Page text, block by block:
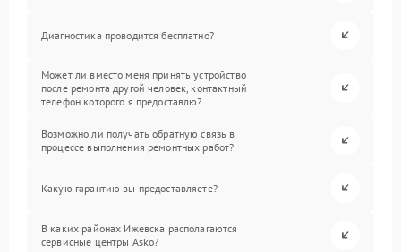
Диагностика проводится бесплатно?
Может ли вместо меня принять устройство
после ремонта другой человек, контактный
телефон которого я предоставлю?
Возможно ли получать обратную связь в
процессе выполнения ремонтных работ?
Какую гарантию вы предоставляете?
В каких районах Ижевска располагаются
сервисные центры Asko?